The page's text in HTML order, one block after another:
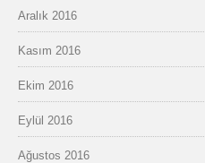
Aralık 2016
Kasım 2016
Ekim 2016
Eylül 2016
Ağustos 2016